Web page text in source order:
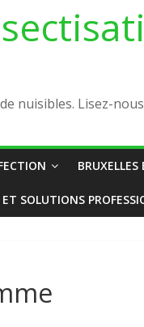
nuisibles. Lisez-
SOLUTIONS